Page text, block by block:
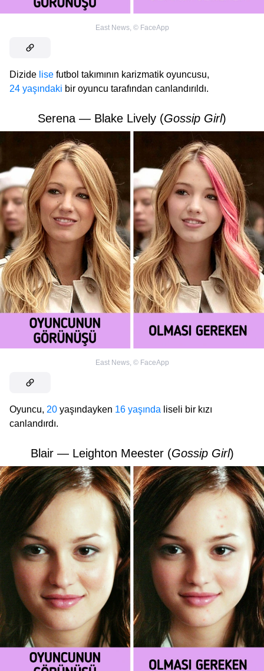
East News, © FaceApp
Dizide lise futbol takımının karizmatik oyuncusu,
24 yaşındaki bir oyuncu tarafından canlandırıldı.
Serena — Blake Lively (Gossip Girl)
East News, © FaceApp
Oyuncu, 20 yaşındayken 16 yaşında liseli bir kızı
canlandırdı.
Blair — Leighton Meester (Gossip Girl)